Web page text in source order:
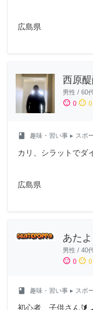
広島県
西原
男性 / 60
sentiment_satisfied 0 sentiment_neutral 0
class 趣味・習い事 ▸ スポ
カリ、シラットでダ
広島県
あた
男性 / 40
sentiment_satisfied 0 sentiment_neutral 0
class 趣味・習い事 ▸ スポ
初心者、子供さん